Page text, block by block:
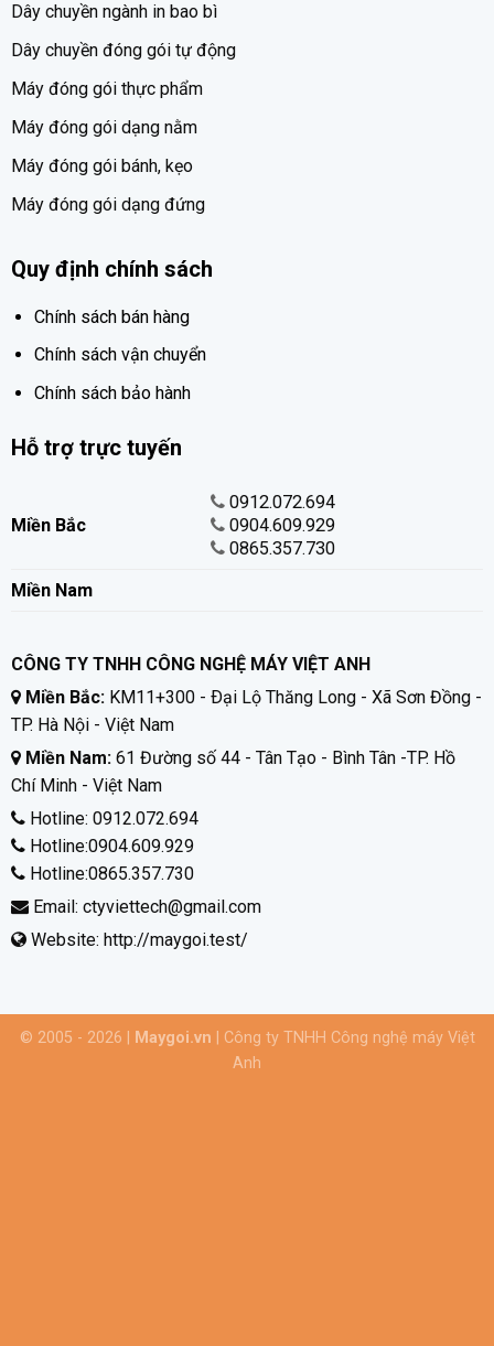
Dây chuyền ngành in bao bì
Dây chuyền đóng gói tự động
Máy đóng gói thực phẩm
Máy đóng gói dạng nằm
Máy đóng gói bánh, kẹo
Máy đóng gói dạng đứng
Quy định chính sách
Chính sách bán hàng
Chính sách vận chuyển
Chính sách bảo hành
Hỗ trợ trực tuyến
Miền Bắc
0912.072.694
0904.609.929
0865.357.730
Miền Nam
CÔNG TY TNHH CÔNG NGHỆ MÁY VIỆT ANH
Miền Bắc:KM11+300 - Ðại Lộ Thăng Long - Xã Sơn Đồng -
TP. Hà Nội - Việt Nam
Miền Nam:61 Đường số 44 - Tân Tạo - Bình Tân -TP. Hồ
Chí Minh - Việt Nam
Hotline: 0912.072.694
Hotline:0904.609.929
Hotline:0865.357.730
Email: ctyviettech@gmail.com
Website: http://maygoi.test/
© 2005 - 2026 | Maygoi.vn | Công ty TNHH Công nghệ máy Việt
Anh